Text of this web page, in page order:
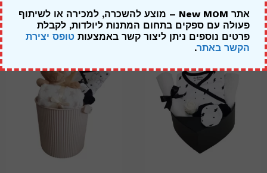
אתר New MOM – מוצע להשכרה, למכירה או לשיתוף
פעולה עם ספקים בתחום המתנות ליולדות, לקבלת
פרטים נוספים ניתן ליצור קשר באמצעות טופס יצירת
הקשר באתר.